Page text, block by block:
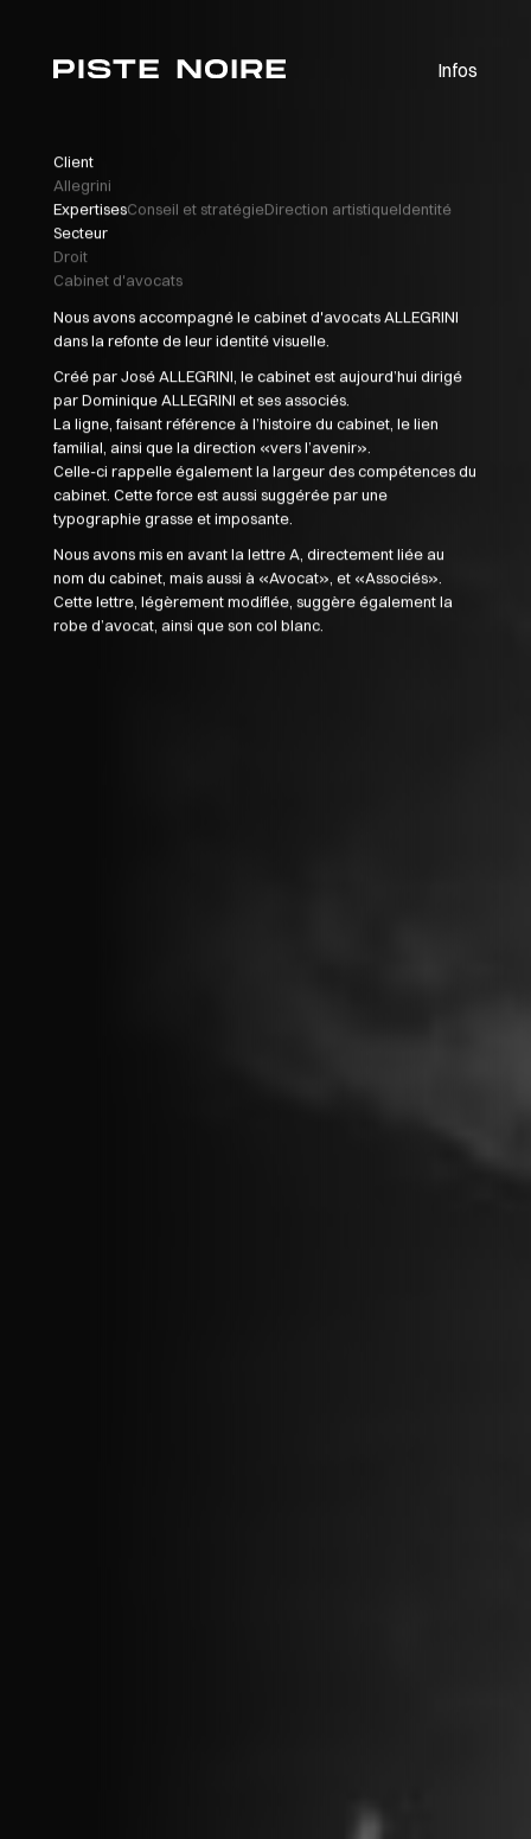
Infos
content
Client
Allegrini
ExpertisesConseil et stratégieDirection artistiqueIdentité
Secteur
Droit
Cabinet d'avocats
Nous avons accompagné le cabinet d'avocats ALLEGRINI
dans la refonte de leur identité visuelle.
Créé par José ALLEGRINI, le cabinet est aujourd’hui dirigé
par Dominique ALLEGRINI et ses associés.
La ligne, faisant référence à l’histoire du cabinet, le lien
familial, ainsi que la direction «vers l’avenir».
Celle-ci rappelle également la largeur des compétences du
cabinet. Cette force est aussi suggérée par une
typographie grasse et imposante.
Nous avons mis en avant la lettre A, directement liée au
nom du cabinet, mais aussi à «Avocat», et «Associés».
Cette lettre, légèrement modifiée, suggère également la
robe d’avocat, ainsi que son col blanc.